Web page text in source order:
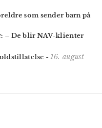
som sender barn på
– De blir NAV-klienter
- 16. august